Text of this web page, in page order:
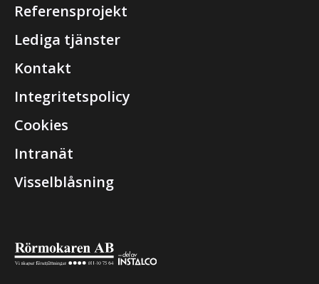
Referensprojekt
Lediga tjänster
Kontakt
Integritetspolicy
Cookies
Intranät
Visselblåsning